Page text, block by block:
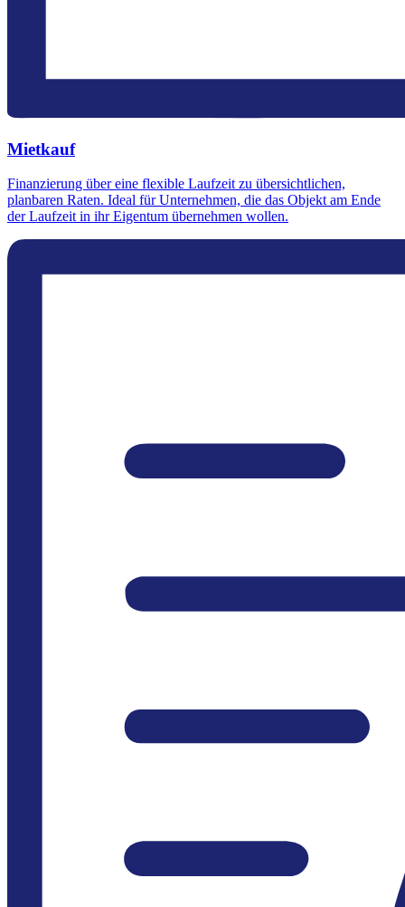
Mietkauf
Finanzierung über eine flexible Laufzeit zu übersichtlichen,
planbaren Raten. Ideal für Unternehmen, die das Objekt am Ende
der Laufzeit in ihr Eigentum übernehmen wollen.